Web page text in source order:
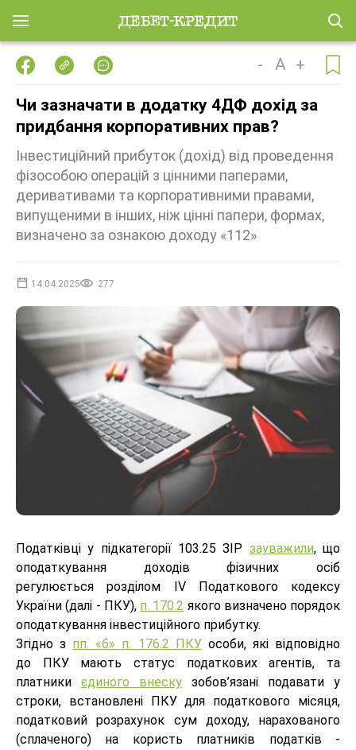
- A +
Чи зазначати в додатку 4ДФ дохід за
придбання корпоративних прав?
Інвестиційний прибуток (дохід) від проведення
фізособою операцій з цінними паперами,
деривативами та корпоративними правами,
випущеними в інших, ніж цінні папери, формах,
визначено за ознакою доходу «112»
14.04.2025 277
Податківці у підкатегорії 103.25 ЗІР зауважили, що
оподаткування доходів фізичних осіб
регулюється розділом ІV Податкового кодексу
України (далі - ПКУ), п. 170.2 якого визначено порядок
оподаткування інвестиційного прибутку.
Згідно з пп. «б» п. 176.2 ПКУособи, які відповідно
до ПКУ мають статус податкових агентів, та
платники єдиного внеску зобов’язані подавати у
строки, встановлені ПКУ для податкового місяця,
податковий розрахунок сум доходу, нарахованого
(сплаченого) на користь платників податків -